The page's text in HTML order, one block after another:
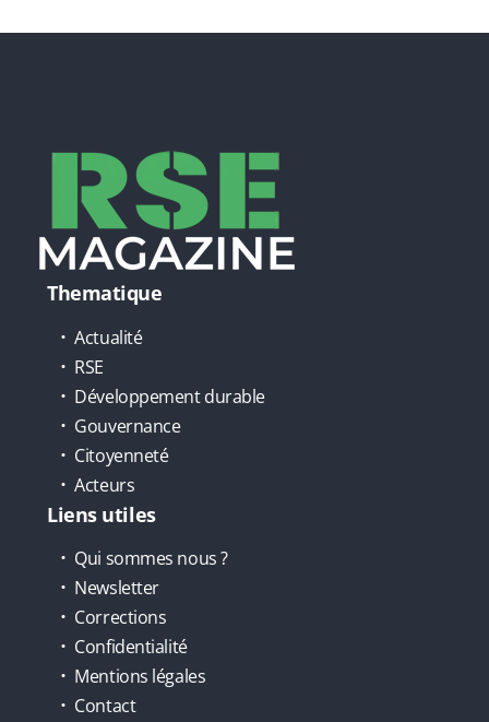
Thematique
Actualité
RSE
Développement durable
Gouvernance
Citoyenneté
Acteurs
Liens utiles
Qui sommes nous ?
Newsletter
Corrections
Confidentialité
Mentions légales
Contact